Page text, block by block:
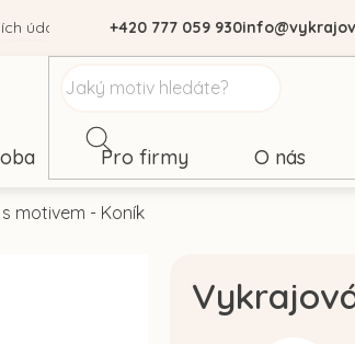
+420 777 059 930
údajů
Pro firmy O nás
motivem - Koník